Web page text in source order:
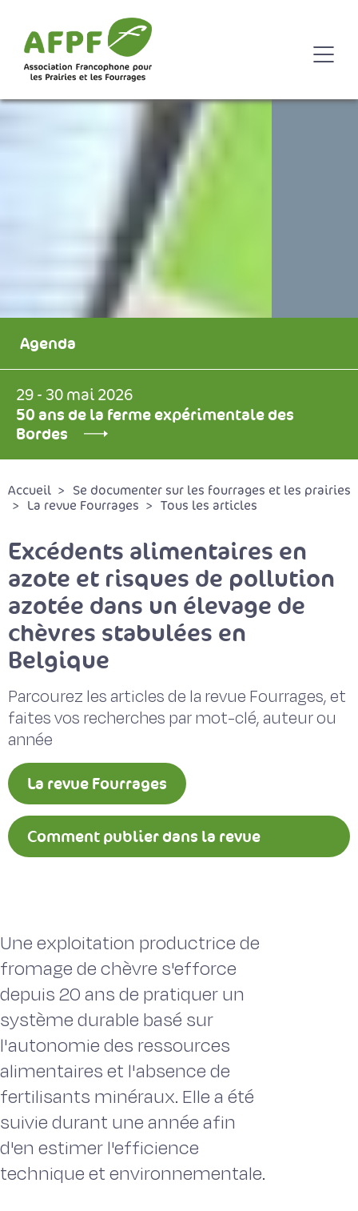
Agenda
29 - 30 mai 2026
50 ans de la ferme expérimentale des
Bordes
Accueil
Se documenter sur les fourrages et les prairies
La revue Fourrages
Tous les articles
Excédents alimentaires en
azote et risques de pollution
azotée dans un élevage de
chèvres stabulées en
Belgique
Parcourez les articles de la revue Fourrages, et
faites vos recherches par mot-clé, auteur ou
année
La revue Fourrages
Comment publier dans la revue
Une exploitation productrice de
fromage de chèvre s'efforce
depuis 20 ans de pratiquer un
système durable basé sur
l'autonomie des ressources
alimentaires et l'absence de
fertilisants minéraux. Elle a été
suivie durant une année afin
d'en estimer l'efficience
technique et environnementale.